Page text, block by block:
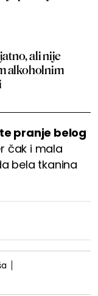
ali nije
alkoholnim
pranje belog
čak i mala
bela tkanina